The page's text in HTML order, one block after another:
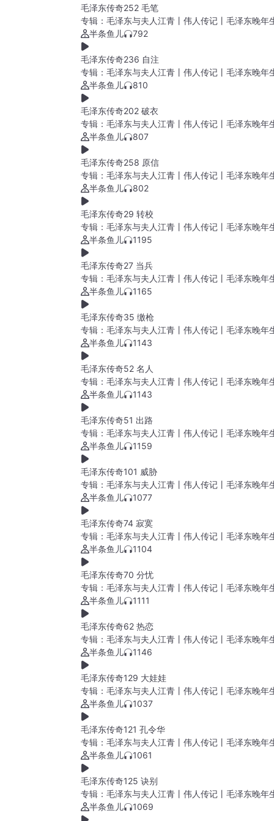
毛泽东传奇252 毛笔
专辑： 毛泽东与夫人江青丨伟人传记丨毛泽东晚年
半条鱼儿
792
毛泽东传奇236 自注
专辑： 毛泽东与夫人江青丨伟人传记丨毛泽东晚年
半条鱼儿
810
毛泽东传奇202 破衣
专辑： 毛泽东与夫人江青丨伟人传记丨毛泽东晚年
半条鱼儿
807
毛泽东传奇258 原信
专辑： 毛泽东与夫人江青丨伟人传记丨毛泽东晚年
半条鱼儿
802
毛泽东传奇29 转校
专辑： 毛泽东与夫人江青丨伟人传记丨毛泽东晚年
半条鱼儿
1195
毛泽东传奇27 当兵
专辑： 毛泽东与夫人江青丨伟人传记丨毛泽东晚年
半条鱼儿
1165
毛泽东传奇35 缴枪
专辑： 毛泽东与夫人江青丨伟人传记丨毛泽东晚年
半条鱼儿
1143
毛泽东传奇52 名人
专辑： 毛泽东与夫人江青丨伟人传记丨毛泽东晚年
半条鱼儿
1143
毛泽东传奇51 出路
专辑： 毛泽东与夫人江青丨伟人传记丨毛泽东晚年
半条鱼儿
1159
毛泽东传奇101 威胁
专辑： 毛泽东与夫人江青丨伟人传记丨毛泽东晚年
半条鱼儿
1077
毛泽东传奇74 寂寞
专辑： 毛泽东与夫人江青丨伟人传记丨毛泽东晚年
半条鱼儿
1104
毛泽东传奇70 分忧
专辑： 毛泽东与夫人江青丨伟人传记丨毛泽东晚年
半条鱼儿
1111
毛泽东传奇62 热恋
专辑： 毛泽东与夫人江青丨伟人传记丨毛泽东晚年
半条鱼儿
1146
毛泽东传奇129 大娃娃
专辑： 毛泽东与夫人江青丨伟人传记丨毛泽东晚年
半条鱼儿
1037
毛泽东传奇121 孔令华
专辑： 毛泽东与夫人江青丨伟人传记丨毛泽东晚年
半条鱼儿
1061
毛泽东传奇125 诀别
专辑： 毛泽东与夫人江青丨伟人传记丨毛泽东晚年
半条鱼儿
1069